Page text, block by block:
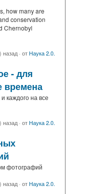
how many are
conservation
Chernobyl
назад· отНаука 2.0.
- для
времена
каждого на все
назад· отНаука 2.0.
фотографий
назад· отНаука 2.0.